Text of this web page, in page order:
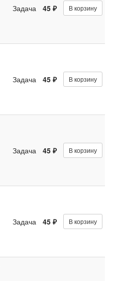
Задача 45 ₽ В корзину
Задача 45 ₽ В корзину
Задача 45 ₽ В корзину
Задача 45 ₽ В корзину